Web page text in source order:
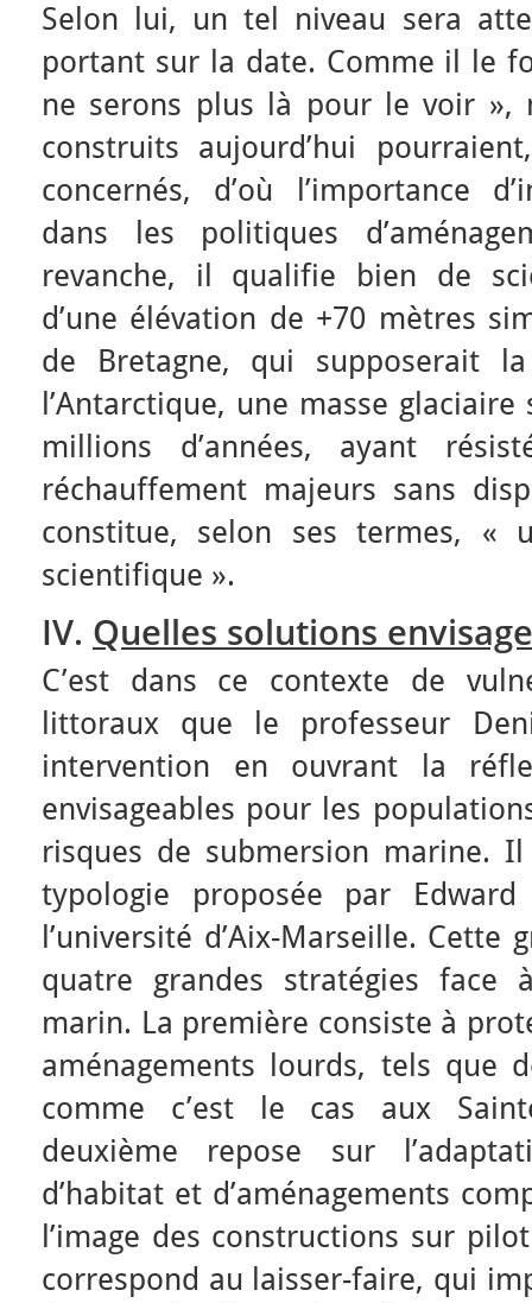
Selon lui, un tel niveau sera
portant sur la date. Comme il le
ne serons plus là pour le voir »,
construits aujourd’hui
concernés, d’où l’importance
dans les politiques
revanche, il qualifie bien de
d’une élévation de +70 mètres
de Bretagne, qui supposerait
l’Antarctique, une masse
millions d’années, ayant
réchauffement majeurs sans
constitue, selon ses termes, «
scientifique ».
IV. Quelles solutions
C’est dans ce contexte de
littoraux que le professeur
intervention en ouvrant la
envisageables pour les
risques de submersion marine.
typologie proposée par
l’université d’Aix-Marseille.
quatre grandes stratégies
marin. La première consiste à
aménagements lourds, tels que
comme c’est le cas aux
deuxième repose sur
d’habitat et d’aménagements
l’image des constructions sur
correspond au laisser-faire, qui